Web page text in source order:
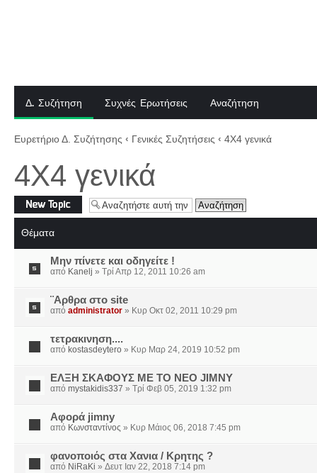
Δ. Συζήτηση Συχνές Ερωτήσεις Αναζήτηση
Ευρετήριο Δ. Συζήτησης ‹ Γενικές Συζητήσεις ‹ 4X4 γενικά
4X4 γενικά
Δημιουργία νέου
θέματος
Θέματα
Μην πίνετε και οδηγείτε !
από Kanelj » Τρί Απρ 12, 2011 10:26 am
¨Αρθρα στο site
από administrator » Κυρ Οκτ 02, 2011 10:29 pm
τετρακινηση....
από kostasdeytero » Κυρ Μαρ 24, 2019 10:52 pm
ΕΛΞΗ ΣΚΑΦΟΥΣ ΜΕ ΤΟ ΝΕΟ JIMNY
από mystakidis337 » Τρί Φεβ 05, 2019 1:32 pm
Αφορά jimny
από Κωνσταντίνος » Κυρ Μάιος 06, 2018 7:45 pm
φανοποιός στα Χανια / Κρητης ?
από NiRaKi » Δευτ Ιαν 22, 2018 7:14 pm